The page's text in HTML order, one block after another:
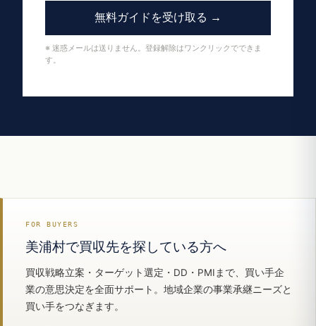
無料ガイドを受け取る →
※ 迷惑メールは送りません。登録解除はワンクリックでできま
す。
FOR BUYERS
美浦村で買収先を探している方へ
買収戦略立案・ターゲット選定・DD・PMIまで、買い手企
業の意思決定を全面サポート。地域企業の事業承継ニーズと
買い手をつなぎます。